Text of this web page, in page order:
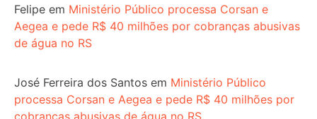
Felipe em Ministério Público processa Corsan e
Aegea e pede R$ 40 milhões por cobranças abusivas
de água no RS
José Ferreira dos Santos em Ministério Público
processa Corsan e Aegea e pede R$ 40 milhões por